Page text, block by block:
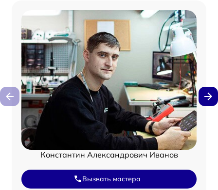
Константин Александрович Иванов
Вызвать мастера